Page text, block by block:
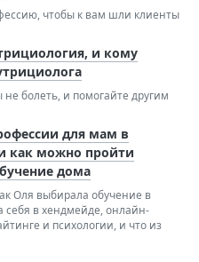
чтобы к вам шли клиенты
и кому
не болеть, и помогайте другим
для мам в
как можно пройти
дома
Оля выбирала обучение в
себя в хендмейде, онлайн-
и психологии, и что из